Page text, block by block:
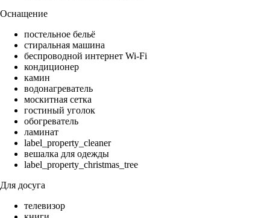
Оснащение
постельное бельё
стиральная машина
беспроводной интернет Wi-Fi
кондиционер
камин
водонагреватель
москитная сетка
гостиный уголок
обогреватель
ламинат
label_property_cleaner
вешалка для одежды
label_property_christmas_tree
Для досуга
телевизор